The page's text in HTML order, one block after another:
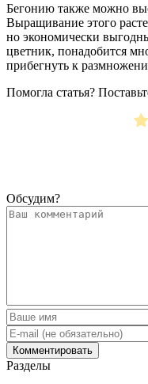
Бегонию также можно
Выращивание этого
но экономически
цветник, понадобится
прибегнуть к
Помогла статья?
Обсудим?
Разделы